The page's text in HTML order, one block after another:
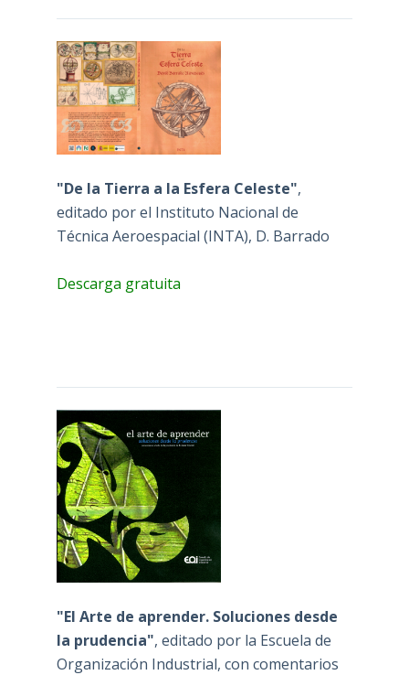
"De la Tierra a la Esfera Celeste",
editado por el Instituto Nacional de
Técnica Aeroespacial (INTA), D. Barrado
Descarga gratuita
"El Arte de aprender. Soluciones desde
la prudencia", editado por la Escuela de
Organización Industrial, con comentarios